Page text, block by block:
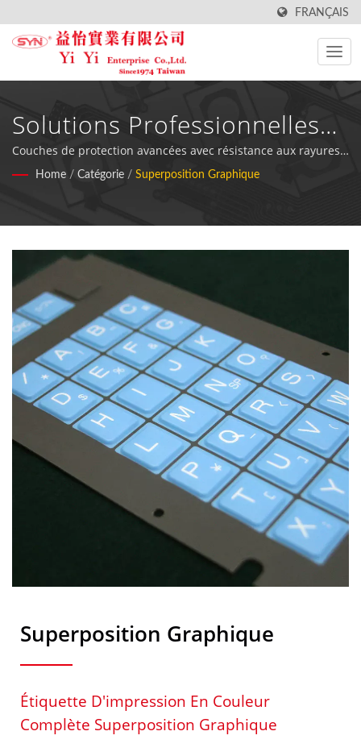
FRANÇAIS
Solutions Professionnelles
De Fabrication De Couches
Graphiques
Couches de protection avancées avec résistance aux rayures
et aux UV pour la protection des appareils électroniques et la
Home / Catégorie / Superposition Graphique
Superposition Graphique
Étiquette D'impression En Couleur
Complète Superposition Graphique